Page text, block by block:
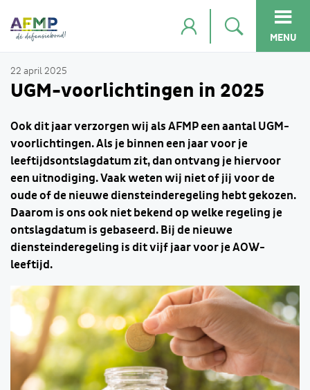
MENU
22 april 2025
UGM-voorlichtingen in 2025
Ook dit jaar verzorgen wij als AFMP een aantal UGM-
voorlichtingen. Als je binnen een jaar voor je
leeftijdsontslagdatum zit, dan ontvang je hiervoor
een uitnodiging. Vaak weten wij niet of jij voor de
oude of de nieuwe diensteinderegeling hebt gekozen.
Daarom is ons ook niet bekend op welke regeling je
ontslagdatum is gebaseerd. Bij de nieuwe
diensteinderegeling is dit vijf jaar voor je AOW-
leeftijd.